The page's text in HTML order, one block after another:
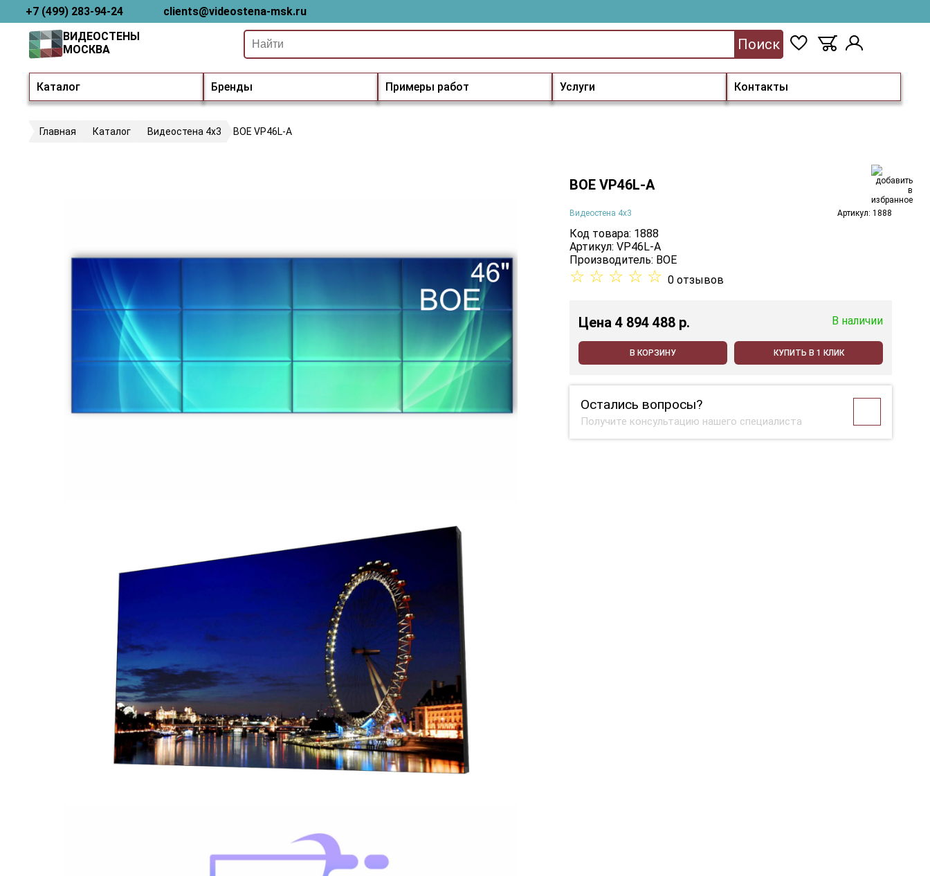
+7 (499) 283-94-24 clients@videostena-msk.ru
Каталог Бренды Примеры работ Услуги Контакты
ВИДЕОСТЕНЫ
МОСКВА
Поиск
Главная Каталог Видеостена 4х3 BOE VP46L-A
BOE VP46L-A
Видеостена 4х3 Артикул: 1888
Код товара: 1888
Артикул: VP46L-A
Производитель: BOE
☆ ☆ ☆ ☆ ☆ 0 отзывов
Цена4 894 488 p. В наличии
В КОРЗИНУ КУПИТЬ В 1 КЛИК
Остались вопросы?
Получите консультацию нашего специалиста